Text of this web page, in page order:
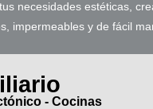
necesidades estéticas,
impermeables y de fácil
- Cocinas